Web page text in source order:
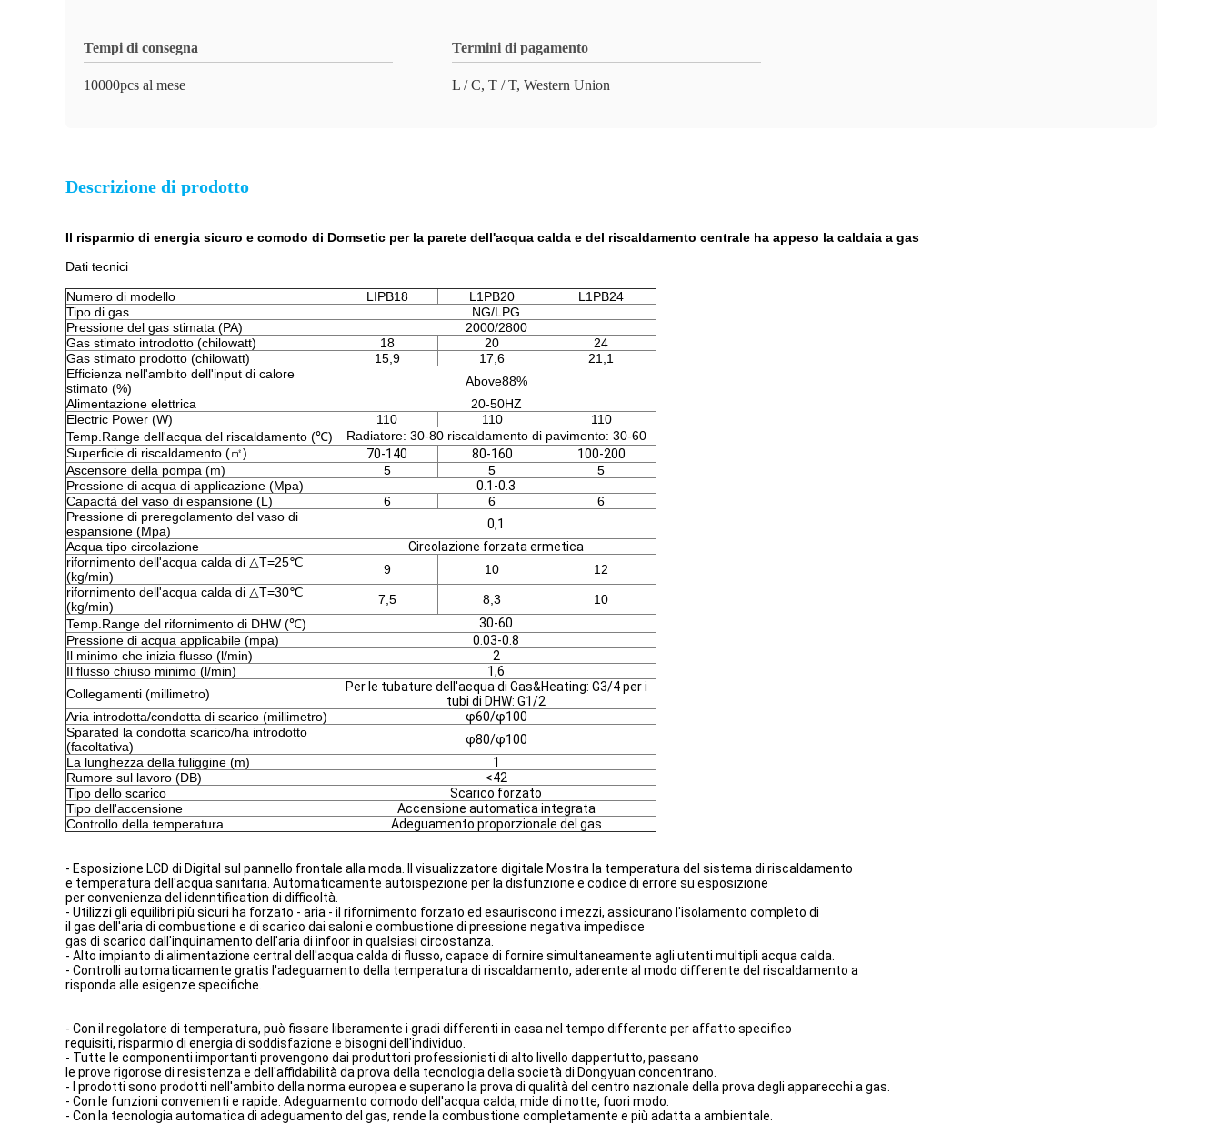
Tempi di consegna
10000pcs al mese
Termini di pagamento
L / C, T / T, Western Union
Descrizione di prodotto
Il risparmio di energia sicuro e comodo di Domsetic per la parete dell'acqua calda e del riscaldamento centrale ha appeso la caldaia a gas
Dati tecnici
Numero di modello LIPB18 L1PB20
L1PB24
Tipo di gas
NG/LPG
Pressione del gas stimata (PA)
2000/2800
Gas stimato introdotto (chilowatt)
18 20
24
Gas stimato prodotto (chilowatt)
15,9 17,6
21,1
Efficienza nell'ambito dell'input di calore
stimato (%)
Above88%
Alimentazione elettrica
20-50HZ
Electric Power (W)
110 110
110
Temp.Range dell'acqua del riscaldamento (℃)
Radiatore: 30-80 riscaldamento di pavimento: 30-60
Superficie di riscaldamento (㎡)
70-140 80-160
100-200
Ascensore della pompa (m)
5 5
5
Pressione di acqua di applicazione (Mpa)
0.1-0.3
Capacità del vaso di espansione (L)
6 6
6
Pressione di preregolamento del vaso di
espansione (Mpa)
0,1
Acqua tipo circolazione
Circolazione forzata ermetica
rifornimento dell'acqua calda di △T=25℃
(kg/min)
9 10
12
rifornimento dell'acqua calda di △T=30℃
(kg/min)
7,5 8,3
10
Temp.Range del rifornimento di DHW (℃)
30-60
Pressione di acqua applicabile (mpa)
0.03-0.8
Il minimo che inizia flusso (l/min)
2
Il flusso chiuso minimo (l/min)
1,6
Collegamenti (millimetro)
Per le tubature dell'acqua di Gas&Heating: G3/4 per i
tubi di DHW: G1/2
Aria introdotta/condotta di scarico (millimetro)
φ60/φ100
Sparated la condotta scarico/ha introdotto
(facoltativa)
φ80/φ100
La lunghezza della fuliggine (m)
1
Rumore sul lavoro (DB)
<42
Tipo dello scarico
Scarico forzato
Tipo dell'accensione
Accensione automatica integrata
Controllo della temperatura
Adeguamento proporzionale del gas
- Esposizione LCD di Digital sul pannello frontale alla moda. Il visualizzatore digitale Mostra la temperatura del sistema di riscaldamento
e temperatura dell'acqua sanitaria. Automaticamente autoispezione per la disfunzione e codice di errore su esposizione
per convenienza del idenntification di difficoltà.
- Utilizzi gli equilibri più sicuri ha forzato - aria - il rifornimento forzato ed esauriscono i mezzi, assicurano l'isolamento completo di
il gas dell'aria di combustione e di scarico dai saloni e combustione di pressione negativa impedisce
gas di scarico dall'inquinamento dell'aria di infoor in qualsiasi circostanza.
- Alto impianto di alimentazione certral dell'acqua calda di flusso, capace di fornire simultaneamente agli utenti multipli acqua calda.
- Controlli automaticamente gratis l'adeguamento della temperatura di riscaldamento, aderente al modo differente del riscaldamento a
risponda alle esigenze specifiche.
- Con il regolatore di temperatura, può fissare liberamente i gradi differenti in casa nel tempo differente per affatto specifico
requisiti, risparmio di energia di soddisfazione e bisogni dell'individuo.
- Tutte le componenti importanti provengono dai produttori professionisti di alto livello dappertutto, passano
le prove rigorose di resistenza e dell'affidabilità da prova della tecnologia della società di Dongyuan concentrano.
- I prodotti sono prodotti nell'ambito della norma europea e superano la prova di qualità del centro nazionale della prova degli apparecchi a gas.
- Con le funzioni convenienti e rapide: Adeguamento comodo dell'acqua calda, mide di notte, fuori modo.
- Con la tecnologia automatica di adeguamento del gas, rende la combustione completamente e più adatta a ambientale.